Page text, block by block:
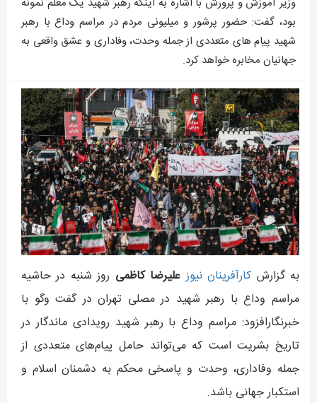
بود، گفت: حضور پرشور و میلیونی مردم در مراسم وداع با رهبر
شهید پیام های متعددی از جمله وحدت، وفاداری و عشق واقعی به
جهانیان مخابره خواهد کرد.
به گزارش کارآفرينان نيوز علیرضا کاظمی روز شنبه در حاشیه
مراسم وداع با رهبر شهید در مصلی تهران در گفت وگو با
خبرنگارافزود: مراسم وداع با رهبر شهید رویدادی ماندگار در
تاریخ بشریت است که می‌تواند حامل پیام‌های متعددی از
جمله وفاداری، وحدت و پاسخی محکم به دشمنان اسلام و
استکبار جهانی باشد.